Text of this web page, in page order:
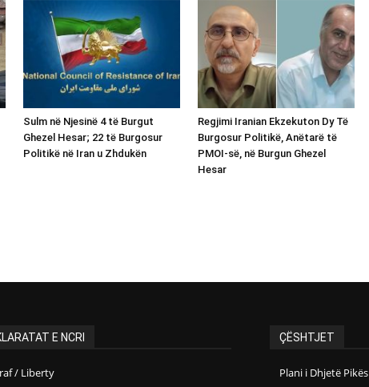
Sulm në Njesinë 4 të Burgut
Ghezel Hesar; 22 të Burgosur
Politikë në Iran u Zhdukën
Regjimi Iranian Ekzekuton Dy Të
Burgosur Politikë, Anëtarë të
PMOI-së, në Burgun Ghezel
Hesar
E NCRI
/ Liberty
ÇËSHTJET
Plani i Dhjetë Pikës